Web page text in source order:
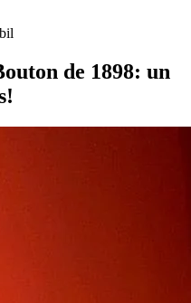
de 1898: un